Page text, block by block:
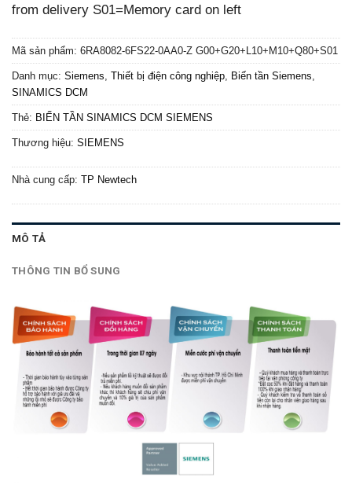
from delivery S01=Memory card on left
Mã sản phẩm: 6RA8082-6FS22-0AA0-Z G00+G20+L10+M10+Q80+S01
Danh mục: Siemens Thiết bị điện công nghiệp Biến tần Siemens
SINAMICS DCM
Thẻ: BIẾN TẦN SINAMICS DCM SIEMENS
Thương hiệu: SIEMENS
Nhà cung cấp: TP Newtech
MÔ TẢ
THÔNG TIN BỔ SUNG